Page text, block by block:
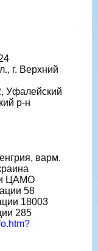
г. Верхний
Уфалейский
р-н
варм.
ЦАМО
58
18003
285